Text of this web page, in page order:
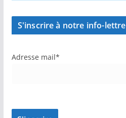
S'inscrire à notre info-lettre
Adresse mail*